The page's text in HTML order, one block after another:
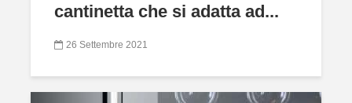
cantinetta che si adatta ad...
26 Settembre 2021